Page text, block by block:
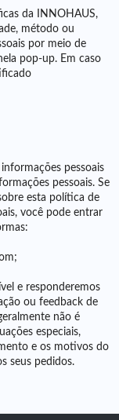
da INNOHAUS,
método ou
por meio de
pop-up. Em caso
pessoais
pessoais. Se
esta política de
você pode entrar
e responderemos
ou feedback de
não é
especiais,
e os motivos do
seus pedidos.